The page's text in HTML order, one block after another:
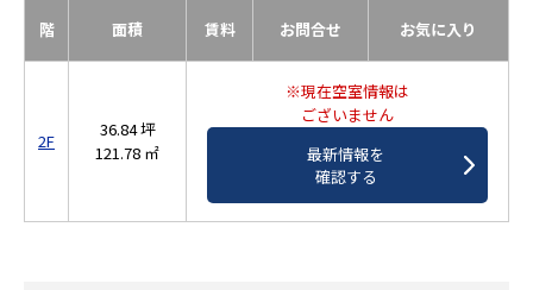
階 面積 賃料 お問合せ お気に入り
2F
36.84 坪
121.78 ㎡
※現在空室情報は
ございません
最新情報を
確認する